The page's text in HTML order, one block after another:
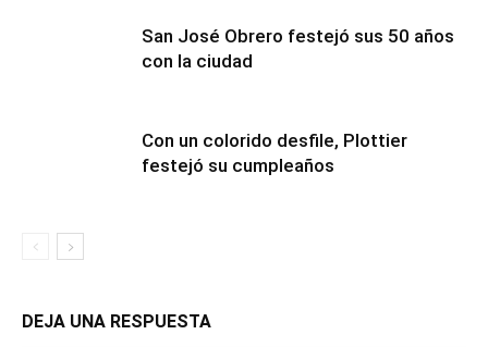
San José Obrero festejó sus 50 años
con la ciudad
Con un colorido desfile, Plottier
festejó su cumpleaños
DEJA UNA RESPUESTA